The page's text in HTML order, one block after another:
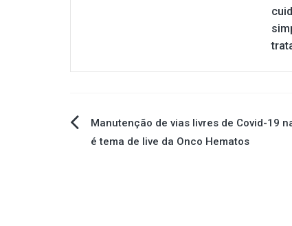
Navegação
Manutenção de vias livres de Covid-19
é tema de live da Onco Hematos